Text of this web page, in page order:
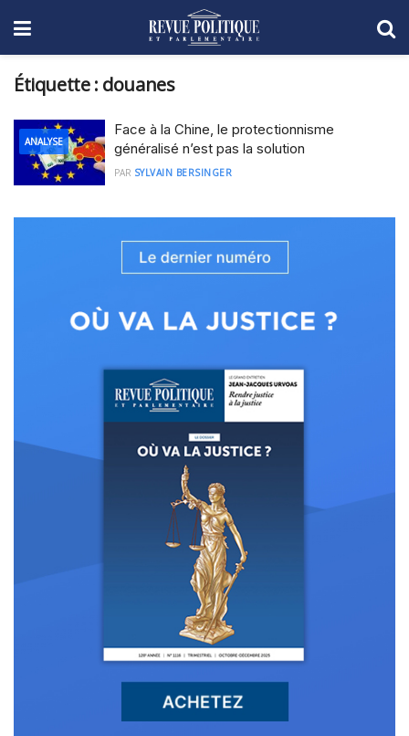
Étiquette : douanes
ANALYSE
Face à la Chine, le protectionnisme
généralisé n’est pas la solution
PAR SYLVAIN BERSINGER